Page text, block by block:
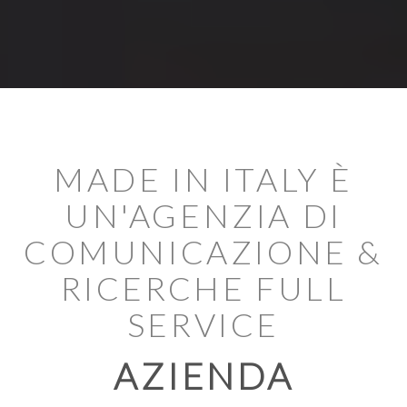
MADE IN ITALY È
UN'AGENZIA DI
COMUNICAZIONE &
RICERCHE FULL
SERVICE
AZIENDA